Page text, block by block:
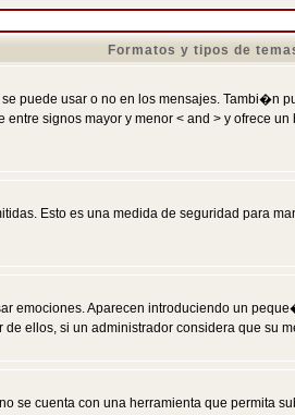
Formatos y tipos de
puede usar o no en los mensajes.
entre signos mayor y menor < and > y
Esto es una medida de seguridad para
Aparecen introduciendo un
ellos, si un administrador considera que su
se cuenta con una herramienta que permita